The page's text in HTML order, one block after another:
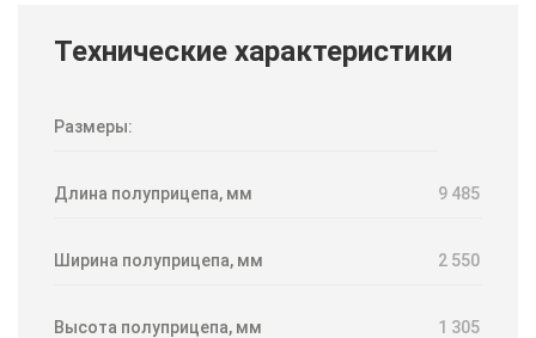
Технические характеристики
Размеры:
Длина полуприцепа, мм 9 485
Ширина полуприцепа, мм 2 550
Высота полуприцепа, мм 1 305